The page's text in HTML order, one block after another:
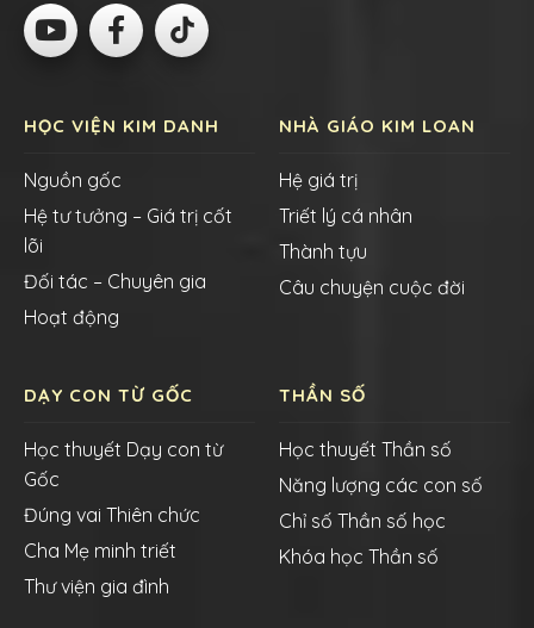
HỌC VIỆN KIM DANH
Nguồn gốc
Hệ tư tưởng – Giá trị cốt
lõi
Đối tác – Chuyên gia
Hoạt động
NHÀ GIÁO KIM LOAN
Hệ giá trị
Triết lý cá nhân
Thành tựu
Câu chuyện cuộc đời
DẠY CON TỪ GỐC
Học thuyết Dạy con từ
Gốc
Đúng vai Thiên chức
Cha Mẹ minh triết
Thư viện gia đình
THẦN SỐ
Học thuyết Thần số
Năng lượng các con số
Chỉ số Thần số học
Khóa học Thần số